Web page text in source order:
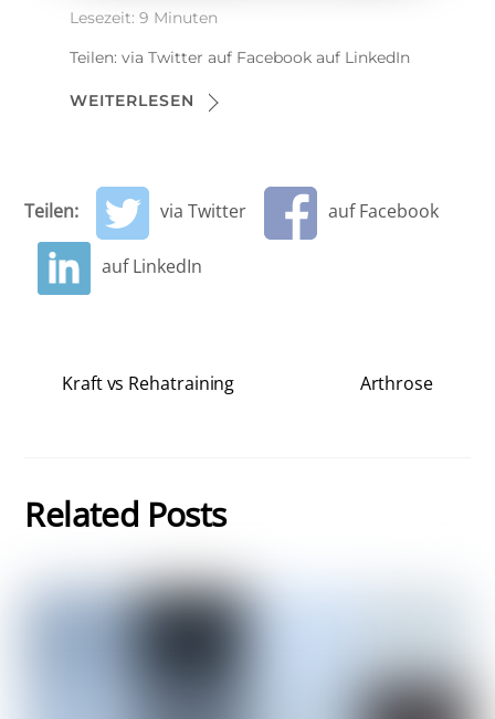
Lesezeit: 9 Minuten
Teilen: via Twitter auf Facebook auf LinkedIn
WEITERLESEN
Teilen: via Twitter auf Facebook
auf LinkedIn
Kraft vs Rehatraining Arthrose
Related Posts